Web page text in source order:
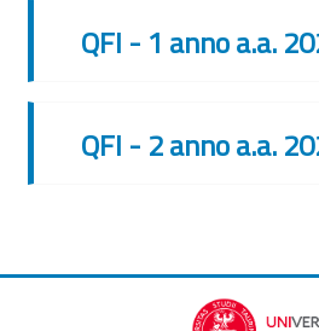
QFI - 1 anno a.a.
QFI - 2 anno a.a.